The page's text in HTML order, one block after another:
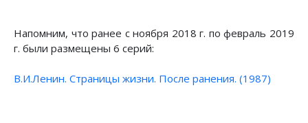
Напомним, что ранее с ноября 2018 г. по февраль 2019
г. были размещены 6 серий:
В.И.Ленин. Страницы жизни. После ранения. (1987)